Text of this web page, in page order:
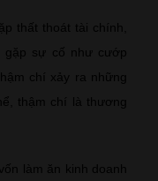
thất thoát tài chính,
gặp sự cố như cướp
chí xảy ra những
thậm chí là thương
làm ăn kinh doanh